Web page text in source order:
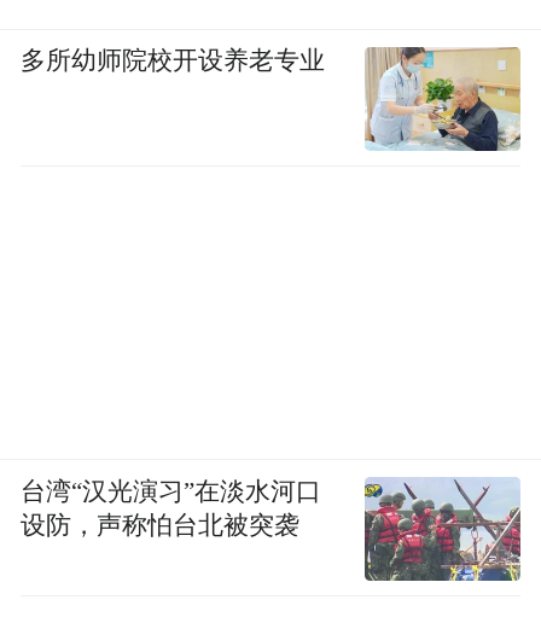
多所幼师院校开设养老专业
台湾“汉光演习”在淡水河口
设防，声称怕台北被突袭